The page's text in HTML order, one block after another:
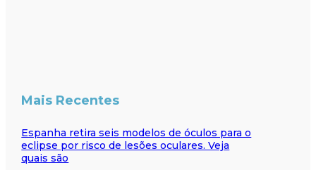
Mais Recentes
Espanha retira seis modelos de óculos para o
eclipse por risco de lesões oculares. Veja
quais são